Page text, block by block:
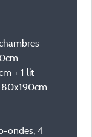
+ 1 lit
80x190cm
ondes, 4